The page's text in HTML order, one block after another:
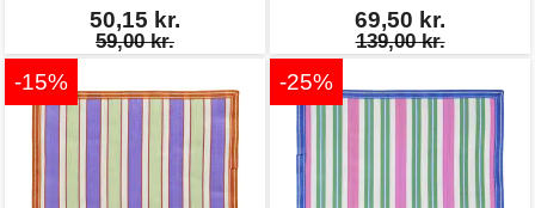
50,15 kr.
59,00 kr.
69,50 kr.
139,00 kr.
-15% -25%